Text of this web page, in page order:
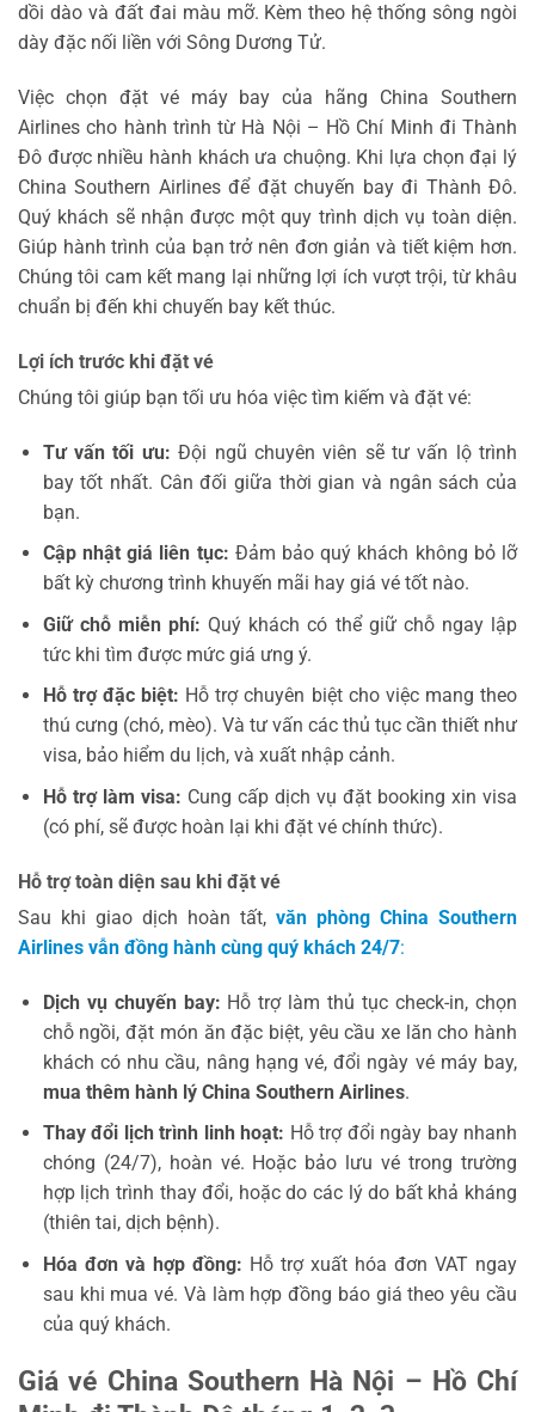
dồi dào và đất đai màu mỡ. Kèm theo hệ thống sông ngòi
dày đặc nối liền với Sông Dương Tử.
Việc chọn đặt vé máy bay của hãng China Southern
Airlines cho hành trình từ Hà Nội – Hồ Chí Minh đi Thành
Đô được nhiều hành khách ưa chuộng. Khi lựa chọn đại lý
China Southern Airlines để đặt chuyến bay đi Thành Đô.
Quý khách sẽ nhận được một quy trình dịch vụ toàn diện.
Giúp hành trình của bạn trở nên đơn giản và tiết kiệm hơn.
Chúng tôi cam kết mang lại những lợi ích vượt trội, từ khâu
chuẩn bị đến khi chuyến bay kết thúc.
Lợi ích trước khi đặt vé
Chúng tôi giúp bạn tối ưu hóa việc tìm kiếm và đặt vé:
Tư vấn tối ưu: Đội ngũ chuyên viên sẽ tư vấn lộ trình
bay tốt nhất. Cân đối giữa thời gian và ngân sách của
bạn.
Cập nhật giá liên tục: Đảm bảo quý khách không bỏ lỡ
bất kỳ chương trình khuyến mãi hay giá vé tốt nào.
Giữ chỗ miễn phí: Quý khách có thể giữ chỗ ngay lập
tức khi tìm được mức giá ưng ý.
Hỗ trợ đặc biệt: Hỗ trợ chuyên biệt cho việc mang theo
thú cưng (chó, mèo). Và tư vấn các thủ tục cần thiết như
visa, bảo hiểm du lịch, và xuất nhập cảnh.
Hỗ trợ làm visa: Cung cấp dịch vụ đặt booking xin visa
(có phí, sẽ được hoàn lại khi đặt vé chính thức).
Hỗ trợ toàn diện sau khi đặt vé
Sau khi giao dịch hoàn tất, văn phòng China Southern
Airlines vẫn đồng hành cùng quý khách 24/7:
Dịch vụ chuyến bay: Hỗ trợ làm thủ tục check-in, chọn
chỗ ngồi, đặt món ăn đặc biệt, yêu cầu xe lăn cho hành
khách có nhu cầu, nâng hạng vé, đổi ngày vé máy bay,
mua thêm hành lý China Southern Airlines.
Thay đổi lịch trình linh hoạt: Hỗ trợ đổi ngày bay nhanh
chóng (24/7), hoàn vé. Hoặc bảo lưu vé trong trường
hợp lịch trình thay đổi, hoặc do các lý do bất khả kháng
(thiên tai, dịch bệnh).
Hóa đơn và hợp đồng: Hỗ trợ xuất hóa đơn VAT ngay
sau khi mua vé. Và làm hợp đồng báo giá theo yêu cầu
của quý khách.
Giá vé China Southern Hà Nội – Hồ Chí